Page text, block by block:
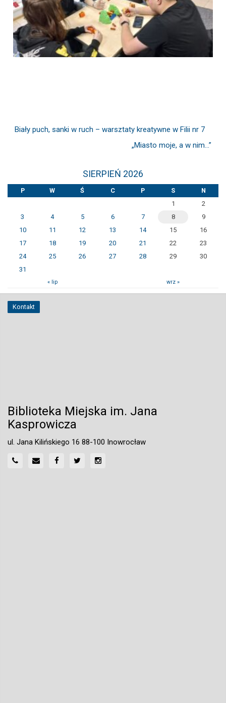
Biały puch, sanki w ruch – warsztaty kreatywne w Filii nr 7
„Miasto moje, a w nim…”
SIERPIEŃ 2026
P W Ś C P S
N
1
2
3
4 5 6 7 8
9
10
11 12 13 14 15
16
17
18 19 20 21 22
23
24
25 26 27 28 29
30
31
« lip wrz »
Kontakt
Biblioteka Miejska im. Jana
Kasprowicza
ul. Jana Kilińskiego 16 88-100 Inowrocław